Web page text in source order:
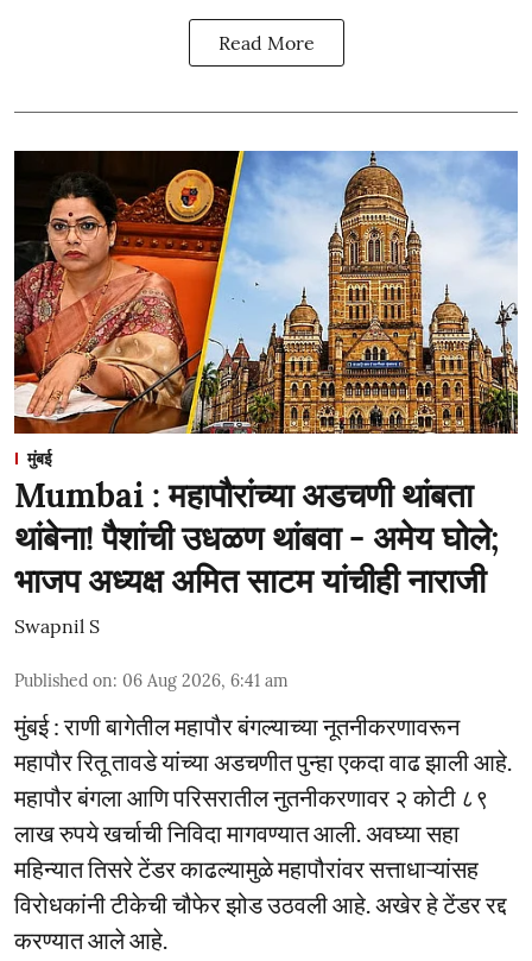
Read More
मुंबई
Mumbai : महापौरांच्या अडचणी थांबता
थांबेना! पैशांची उधळण थांबवा - अमेय घोले;
भाजप अध्यक्ष अमित साटम यांचीही नाराजी
Swapnil S
Published on: 06 Aug 2026, 6:41 am
मुंबई : राणी बागेतील महापौर बंगल्याच्या नूतनीकरणावरून
महापौर रितू तावडे यांच्या अडचणीत पुन्हा एकदा वाढ झाली आहे.
महापौर बंगला आणि परिसरातील नुतनीकरणावर २ कोटी ८९
लाख रुपये खर्चाची निविदा मागवण्यात आली. अवघ्या सहा
महिन्यात तिसरे टेंडर काढल्यामुळे महापौरांवर सत्ताधाऱ्यांसह
विरोधकांनी टीकेची चौफेर झोड उठवली आहे. अखेर हे टेंडर रद्द
करण्यात आले आहे.